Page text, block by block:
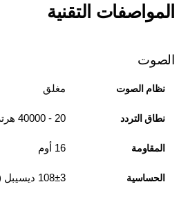
المواصفات التقنية
الصوت
نظام الصوت مغلق
نطاق التردد 20 - 40000 هرتز
المقاومة 16 أوم
الحساسية 108±3 ديسيبل (1 كيلوهرتز، 1 ميلي واط)